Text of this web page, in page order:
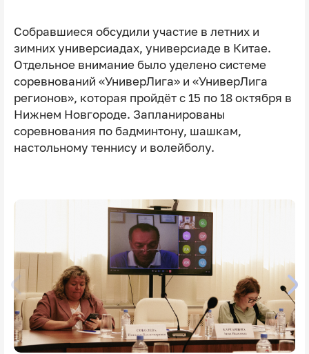
Собравшиеся обсудили участие в летних и
зимних универсиадах, универсиаде в Китае.
Отдельное внимание было уделено системе
соревнований «УниверЛига» и «УниверЛига
регионов», которая пройдёт с 15 по 18 октября в
Нижнем Новгороде. Запланированы
соревнования по бадминтону, шашкам,
настольному теннису и волейболу.